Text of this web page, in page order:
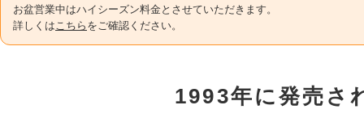
お盆営業中はハイシーズン料金とさせていただきます。
詳しくはこちら をご確認ください。
1993年に発売さ